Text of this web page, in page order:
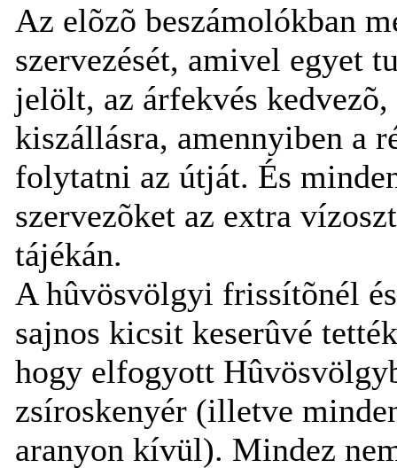
Az elõzõ beszámolókban
szervezését, amivel egyet
jelölt, az árfekvés
kiszállásra, amennyiben a
folytatni az útját. És
szervezõket az extra
tájékán.
A hûvösvölgyi frissítõnél
sajnos kicsit keserûvé
hogy elfogyott
zsíroskenyér (illetve
aranyon kívül). Mindez